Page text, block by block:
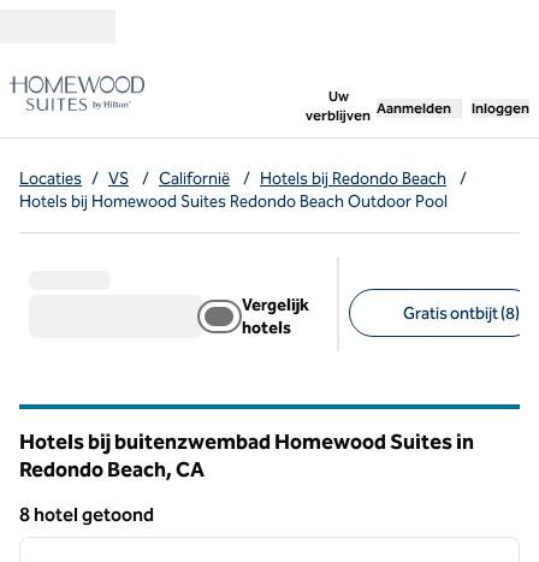
Uw
verblijven
, opent nieuw
Aanmelden Inloggen
Locaties / VS / Californië / Hotels bij Redondo Beach
/
Hotels bij Homewood Suites Redondo Beach Outdoor Pool
Vergelijk
hotels
Gratis ontbijt (8)
Hotels bij buitenzwembad Homewood Suites in
Redondo Beach,CA
8 hotel getoond
8 hotel getoond
1 van 12